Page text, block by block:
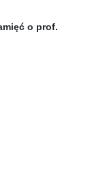
o prof.